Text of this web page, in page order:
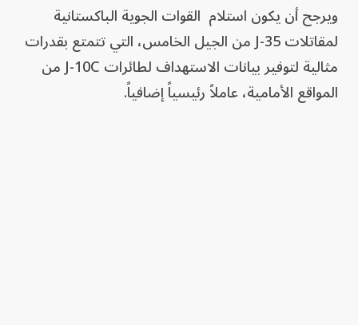
ويرجح أن يكون استلام القوات الجوية الباكستانية
لمقاتلات J-35 من الجيل الخامس، التي تتمتع بقدرات
مثالية لتوفير بيانات الاستهداف لطائرات J-10C من
المواقع الأمامية، عاملاً رئيسياً إضافياً.